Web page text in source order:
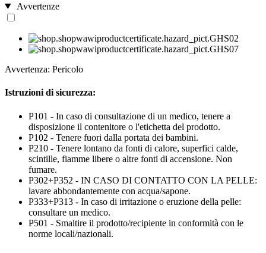
Avvertenze
Avvertenza: Pericolo
Istruzioni di sicurezza:
P101 - In caso di consultazione di un medico, tenere a
disposizione il contenitore o l'etichetta del prodotto.
P102 - Tenere fuori dalla portata dei bambini.
P210 - Tenere lontano da fonti di calore, superfici calde,
scintille, fiamme libere o altre fonti di accensione. Non
fumare.
P302+P352 - IN CASO DI CONTATTO CON LA PELLE:
lavare abbondantemente con acqua/sapone.
P333+P313 - In caso di irritazione o eruzione della pelle:
consultare un medico.
P501 - Smaltire il prodotto/recipiente in conformità con le
norme locali/nazionali.